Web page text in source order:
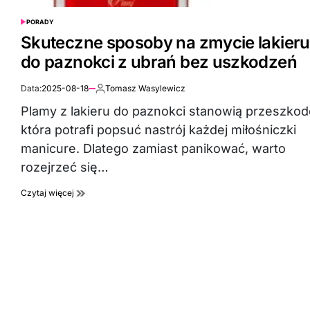
POSTED
IN
PORADY
Skuteczne sposoby na zmycie lakieru
do paznokci z ubrań bez uszkodzeń
Data:2025-08-18 Autor:
Tomasz Wasylewicz
Plamy z lakieru do paznokci stanowią
która potrafi popsuć nastrój każdej miłośniczki
manicure. Dlatego zamiast panikować, warto
rozejrzeć się…
Czytaj więcej